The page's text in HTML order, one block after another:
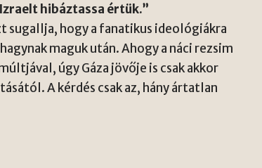
hibáztassa értük.”
sugallja, hogy a fanatikus ideológiákra
maguk után. Ahogy a náci rezsim
úgy Gáza jövője is csak akkor
A kérdés csak az, hány ártatlan